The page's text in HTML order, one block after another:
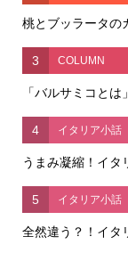
桃とブッラータの
3 COLUMN
「バルサミコと
4 イタリア小話
うまみ凝縮！イタ
5 イタリア小話
全然違う？！イタ